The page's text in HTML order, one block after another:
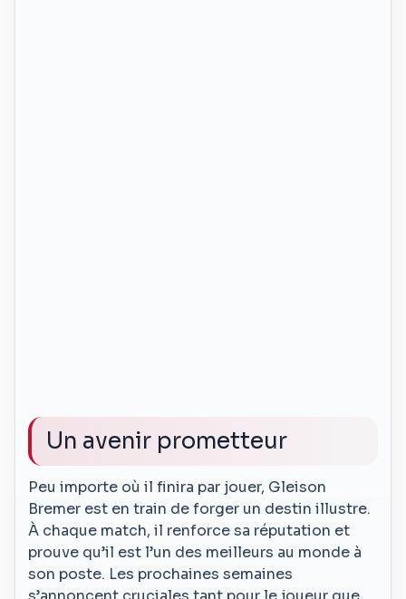
Un avenir prometteur
Peu importe où il finira par jouer, Gleison
Bremer est en train de forger un destin illustre.
À chaque match, il renforce sa réputation et
prouve qu’il est l’un des meilleurs au monde à
son poste. Les prochaines semaines